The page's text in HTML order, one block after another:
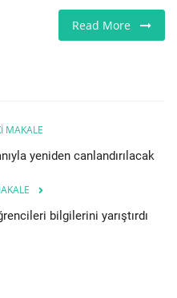
Read More
MAKALE
yeniden canlandırılacak
bilgilerini yarıştırdı